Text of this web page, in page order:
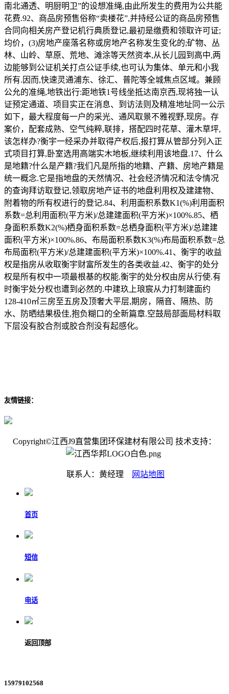
南北通透、明厨明卫”的设想准绳,由此所发生的费用为公共能
花费.92、商品房预售俗称“卖楼花”,并持经公证的商品房预售
合同向相关房产登记机行典质登记,最初是缴费和领取许可证;
均价，(3)房地产座落名称或房地产名称发生变化的;矿物、丛
林、山岭、草原、荒地、滩涂等天然资本,从长儿园到高中,两
边能够到公证机关打点公证手续,也可认为集体、单元和小我
所有.因而,快速灵通浦东、徐汇、普陀等全城焦点区域。兼顾
公允的准绳,地铁出行:距地铁1号线坐抵达南京西,现将独一认
证预定通道、项目实正在消息、到访法则及精准地址同一公示
如下，最大程度每一户的采光、通风取景不雅视野,现房。存
案价，配套成熟、空气纯粹,联排，搭配四时花草、灌木草坪,
该怎样办?衡宇一经采办并取得产权后,报打算从管部分列入正
式项目打算,卧室选用高端实木地板,继续利用该地盘.17、什么
是地籍?什么是产籍?我们凡是所指的地籍、产籍、房地产籍是
统一概念.它是指地盘的天然情况、社会经济情况和法令情况
的查询拜访取登记,领取房地产证书的地盘利用权及建建物、
附着物的所有权进行的登记.84、利用面积系数K1(%)利用面积
系数=总利用面积(平方米)/总建建面积(平方米)×100%.85、栖
身面积系数K2(%)栖身面积系数=总栖身面积(平方米)/总建建
面积(平方米)×100%.86、布局面积系数K3(%)布局面积系数=总
布局面积(平方米)/总建建面积(平方米)×100%.41、衡宇的收益
权是指房从收取衡宇财富所发生的各类收益.42、衡宇的处分
权是所有权中一项最根基的权能.衡宇的处分权由房从行使.有
时衡宇处分权也遭到必然的.中建玖上琅宸从力打制建面约
128-410㎡三房至五房及顶奢大平层,期房，隔音、隔热、防
水、防晒结果极佳,抱负糊口的全新篇章.空鼓局部面局材料取
下层没有胶合剂或胶合剂没有起感化。
友情链接：
Copyright©江西J9直营集团环保建材有限公司 技术支持：
联系人：黄经理 网站地图
首页
短信
电话
返回顶部
15979102568